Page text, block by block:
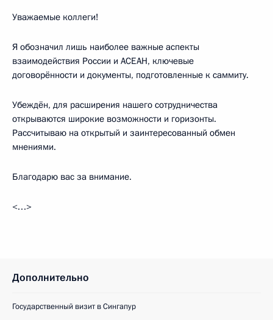
Уважаемые коллеги!
Я обозначил лишь наиболее важные аспекты
взаимодействия России и АСЕАН, ключевые
договорённости и документы, подготовленные к саммиту.
Убеждён, для расширения нашего сотрудничества
открываются широкие возможности и горизонты.
Рассчитываю на открытый и заинтересованный обмен
мнениями.
Благодарю вас за внимание.
<…>
Дополнительно
Государственный визит в Сингапур